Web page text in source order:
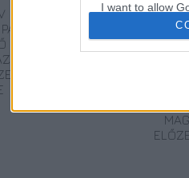
I want to allow
SZEMBE MERSZ
AKIVÉ
A